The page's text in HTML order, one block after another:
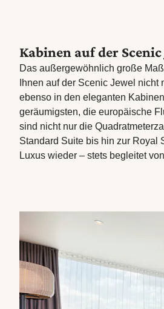
Kabinen auf der
Das außergewöhnlich große
Ihnen auf der Scenic Jewel
ebenso in den eleganten
geräumigsten, die europäische
sind nicht nur die
Standard Suite bis hin zur Royal
Luxus wieder – stets begleitet